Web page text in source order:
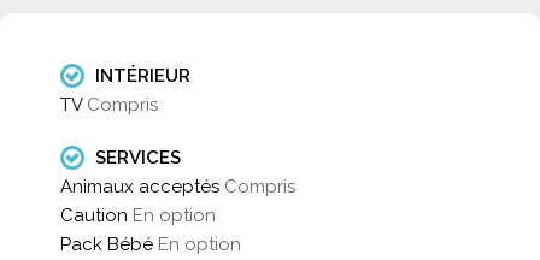
INTÉRIEUR
TV Compris
SERVICES
Animaux acceptés Compris
Caution En option
Pack Bébé En option